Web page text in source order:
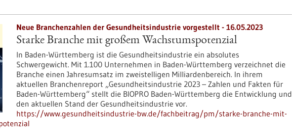
Neue Branchenzahlen der Gesundheitsindustrie vorgestellt - 16.05.2023
Starke Branche mit großem Wachstumspotenzial
In Baden-Württemberg ist die Gesundheitsindustrie ein absolutes
Schwergewicht. Mit 1.100 Unternehmen in Baden-Württemberg verzeichnet die
Branche einen Jahresumsatz im zweistelligen Milliardenbereich. In ihrem
aktuellen Branchenreport „Gesundheitsindustrie 2023 – Zahlen und Fakten für
Baden-Württemberg“ stellt die BIOPRO Baden-Württemberg die Entwicklung und
den aktuellen Stand der Gesundheitsindustrie vor.
https://www.gesundheitsindustrie-bw.de/fachbeitrag/pm/starke-branche-mit-